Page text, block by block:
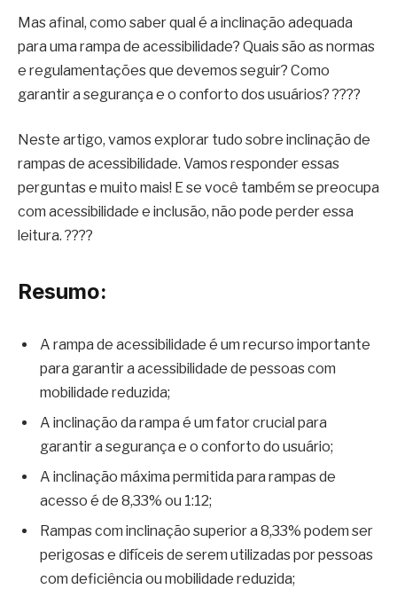
Mas afinal, como saber qual é a inclinação adequada
para uma rampa de acessibilidade? Quais são as normas
e regulamentações que devemos seguir? Como
garantir a segurança e o conforto dos usuários? ????
Neste artigo, vamos explorar tudo sobre inclinação de
rampas de acessibilidade. Vamos responder essas
perguntas e muito mais! E se você também se preocupa
com acessibilidade e inclusão, não pode perder essa
leitura. ????
Resumo:
A rampa de acessibilidade é um recurso importante
para garantir a acessibilidade de pessoas com
mobilidade reduzida;
A inclinação da rampa é um fator crucial para
garantir a segurança e o conforto do usuário;
A inclinação máxima permitida para rampas de
acesso é de 8,33% ou 1:12;
Rampas com inclinação superior a 8,33% podem ser
perigosas e difíceis de serem utilizadas por pessoas
com deficiência ou mobilidade reduzida;